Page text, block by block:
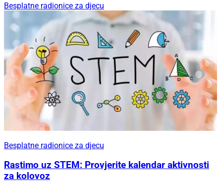
Besplatne radionice za djecu
Besplatne radionice za djecu
Rastimo uz STEM: Provjerite kalendar aktivnosti
za kolovoz